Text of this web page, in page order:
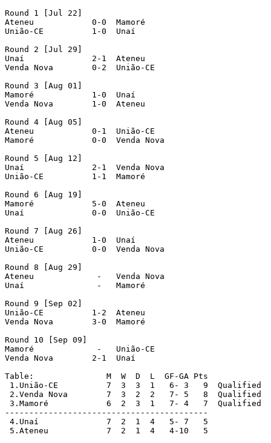
Round 1 [Jul 22]
Ateneu            0-0  Mamoré
União-CE          1-0  Unaí
Round 2 [Jul 29]
Unaí              2-1  Ateneu
Venda Nova        0-2  União-CE
Round 3 [Aug 01]
Mamoré            1-0  Unaí
Venda Nova        1-0  Ateneu
Round 4 [Aug 05]
Ateneu            0-1  União-CE
Mamoré            0-0  Venda Nova
Round 5 [Aug 12]
Unaí              2-1  Venda Nova
União-CE          1-1  Mamoré
Round 6 [Aug 19]
Mamoré            5-0  Ateneu
Unaí              0-0  União-CE
Round 7 [Aug 26]
Ateneu            1-0  Unaí
União-CE          0-0  Venda Nova
Round 8 [Aug 29]
Ateneu             -   Venda Nova
Unaí               -   Mamoré
Round 9 [Sep 02]
União-CE          1-2  Ateneu
Venda Nova        3-0  Mamoré
Round 10 [Sep 09]
Mamoré             -   União-CE
Venda Nova        2-1  Unaí
Table:               M  W  D  L  GF-GA Pts
1.União-CE          7  3  3  1   6- 3   9  Qualified
2.Venda Nova        7  3  2  2   7- 5   8  Qualified
3.Mamoré            6  2  3  1   7- 4   7  Qualified
------------------------------------------
4.Unaí              7  2  1  4   5- 7   5
5.Ateneu            7  2  1  4   4-10   5